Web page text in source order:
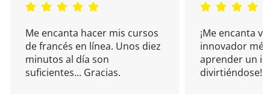
Me encanta hacer mis cursos
de francés en línea. Unos diez
minutos al día son
suficientes... Gracias.
¡Me encanta
innovador
aprender un
divirtiéndose!